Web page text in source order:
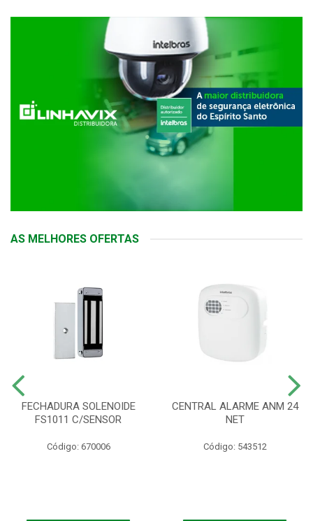
AS MELHORES OFERTAS
FECHADURA SOLENOIDE
FS1011 C/SENSOR
Código: 670006
CENTRAL ALARME ANM 24
NET
Código: 543512